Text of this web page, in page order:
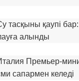
тасқыны қаупі
алынды
Премьер-
сапармен келеді